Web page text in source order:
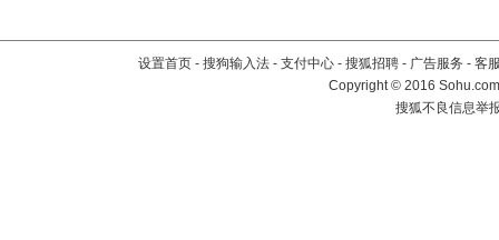
设置首页 - 搜狗输入法 - 支付中心 - 搜狐招聘 - 广告服务 - 客
Copyright©2016
搜狐不良信息举